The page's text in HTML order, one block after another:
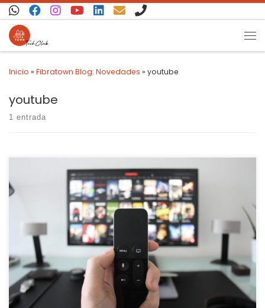
Saltar al contenido
Inicio » Fibratown Blog: Novedades » youtube
youtube
1 entrada
Hace no tanto sufríamos los molestos cortes y parones en la
reproducción de vídeos o películas, y si además era en HD, era
muy probable que la película no acabara de cargarse y nos
obligaba a verla a baja calidad. Si ya tienes nuestro fibra siéntete
afortunado, pero antes con otras […]